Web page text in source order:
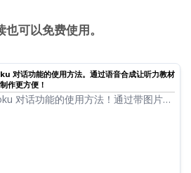
可以免费使用。
对话功能的使用方法。通过语音合成让听力教材
作更方便！
对话功能的使用方法！通过带图片的